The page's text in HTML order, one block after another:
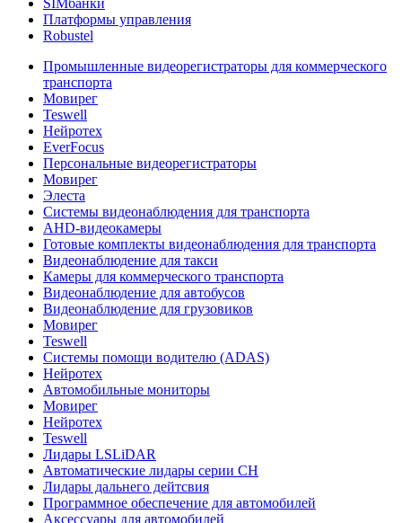
SIMбанки
Платформы управления
Robustel
Промышленные видеорегистраторы для коммерческого
транспорта
Мовирег
Teswell
Нейротех
EverFocus
Персональные видеорегистраторы
Мовирег
Элеста
Системы видеонаблюдения для транспорта
AHD-видеокамеры
Готовые комплекты видеонаблюдения для транспорта
Видеонаблюдение для такси
Камеры для коммерческого транспорта
Видеонаблюдение для автобусов
Видеонаблюдение для грузовиков
Мовирег
Teswell
Системы помощи водителю (ADAS)
Нейротех
Автомобильные мониторы
Мовирег
Нейротех
Teswell
Лидары LSLiDAR
Автоматические лидары серии CH
Лидары дальнего дейтсвия
Программное обеспечение для автомобилей
Аксессуары для автомобилей